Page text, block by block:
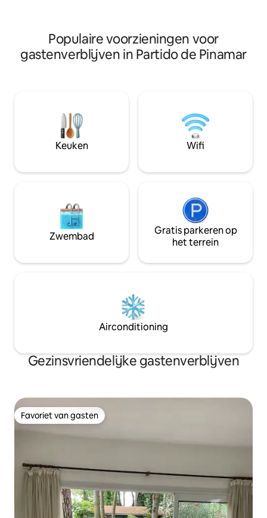
grill
Populaire voorzieningen voor
gastenverblijven in Partido de Pinamar
Keuken Wifi
Zwembad
Gratis parkeren op
het terrein
Airconditioning
Gezinsvriendelijke gastenverblijven
Favoriet van gasten
Favoriet van gasten